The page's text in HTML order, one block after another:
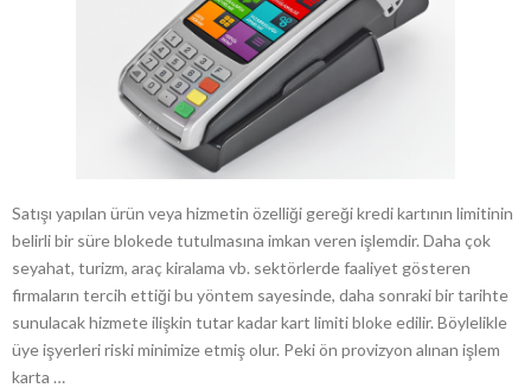
Satışı yapılan ürün veya hizmetin özelliği gereği kredi kartının limitinin
belirli bir süre blokede tutulmasına imkan veren işlemdir. Daha çok
seyahat, turizm, araç kiralama vb. sektörlerde faaliyet gösteren
firmaların tercih ettiği bu yöntem sayesinde, daha sonraki bir tarihte
sunulacak hizmete ilişkin tutar kadar kart limiti bloke edilir. Böylelikle
üye işyerleri riski minimize etmiş olur. Peki ön provizyon alınan işlem
karta …